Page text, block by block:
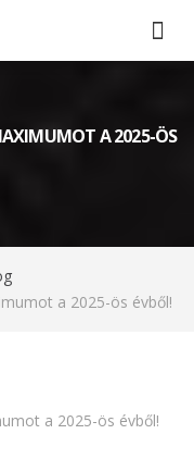
A 2025-ÖS
a 2025-ös évből!